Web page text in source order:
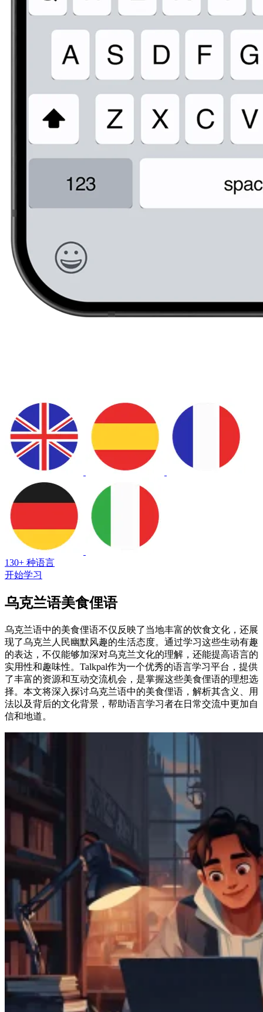
130+ 种语言
开始学习
乌克兰语美食俚语
乌克兰语中的美食俚语不仅反映了当地丰富的饮食文化，还展
现了乌克兰人民幽默风趣的生活态度。通过学习这些生动有趣
的表达，不仅能够加深对乌克兰文化的理解，还能提高语言的
实用性和趣味性。Talkpal作为一个优秀的语言学习平台，提供
了丰富的资源和互动交流机会，是掌握这些美食俚语的理想选
择。本文将深入探讨乌克兰语中的美食俚语，解析其含义、用
法以及背后的文化背景，帮助语言学习者在日常交流中更加自
信和地道。